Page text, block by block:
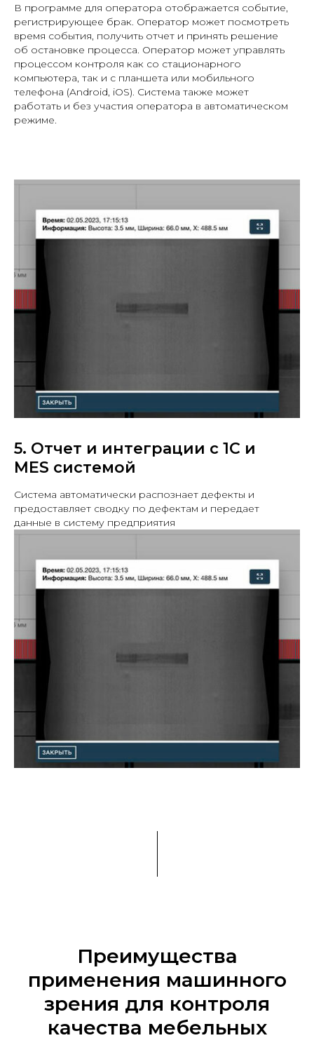
В программе для оператора отображается событие,
регистрирующее брак. Оператор может посмотреть
время события, получить отчет и принять решение
об остановке процесса. Оператор может управлять
процессом контроля как со стационарного
компьютера, так и с планшета или мобильного
телефона (Android, iOS). Система также может
работать и без участия оператора в автоматическом
режиме.
5. Отчет и интеграции с 1С и
MES системой
Система автоматически распознает дефекты и
предоставляет сводку по дефектам и передает
данные в систему предприятия
Преимущества
применения машинного
зрения для контроля
качества мебельных